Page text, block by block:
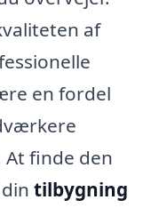
af
en fordel
finde den
tilbygning